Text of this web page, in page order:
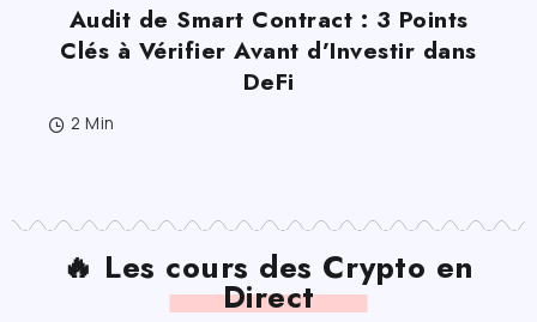
Audit de Smart Contract : 3 Points
Clés à Vérifier Avant d’Investir dans
DeFi
2 Min
🔥 Les cours des Crypto en
Direct